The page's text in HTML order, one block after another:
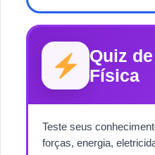
Quiz de
Física
Teste seus
forças, energia,